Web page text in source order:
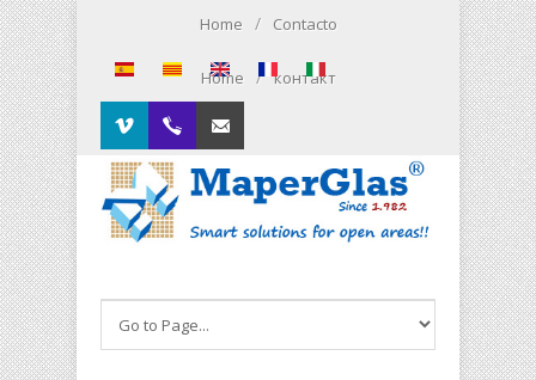
Pasar al contenido principal
Home / Contacto
Home / контакт
Vimeo 00.34.93.564.01.79
Contacto